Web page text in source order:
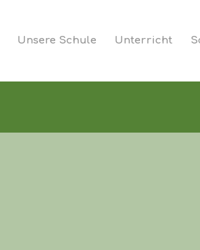
Unsere Schule Unterricht